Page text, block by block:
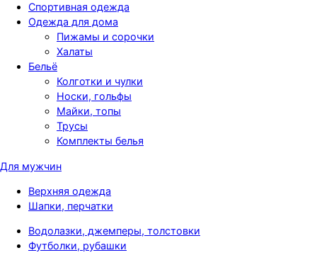
Спортивная одежда
Одежда для дома
Пижамы и сорочки
Халаты
Бельё
Колготки и чулки
Носки, гольфы
Майки, топы
Трусы
Комплекты белья
Для мужчин
Верхняя одежда
Шапки, перчатки
Водолазки, джемперы, толстовки
Футболки, рубашки